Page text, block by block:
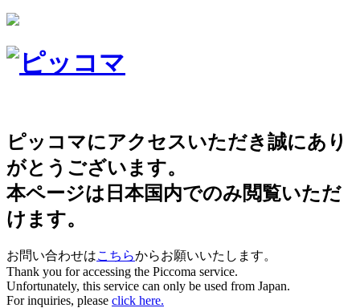
ピッコマにアクセスいただき誠にあり
がとうございます。
本ページは日本国内でのみ閲覧いただ
けます。
お問い合わせはこちらからお願いいたします。
Thank you for accessing the Piccoma service.
Unfortunately, this service can only be used from Japan.
For inquiries, please click here.